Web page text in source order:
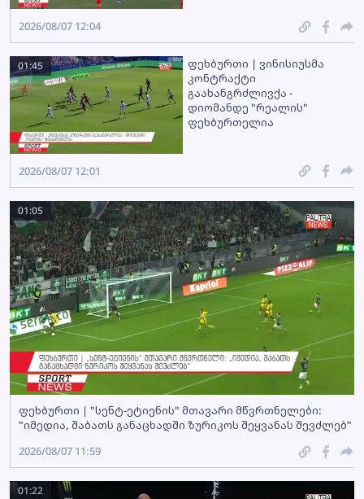
2026/08/07 12:04
ფეხბურთი | ვინისიუსმა
კონტრაქტი
გაახანგრძლივქა -
დიომანდე "რეალის"
ფეხბურთელია
01:45
2026/08/07 12:01
ფეხბურთი | "სენტ-ეტიენის" მთავარი მწვრთნელები:
"იმედია, შაბათს განაცხადში ზურიკოს შეყვანას შევძლებ"
01:05
2026/08/07 11:59
01:22